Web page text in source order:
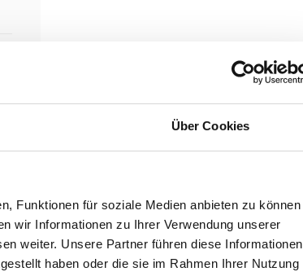
Über Cookies
Funktionen für soziale Medien anbieten zu können
wir Informationen zu Ihrer Verwendung unserer
weiter. Unsere Partner führen diese Informationen
haben oder die sie im Rahmen Ihrer Nutzung